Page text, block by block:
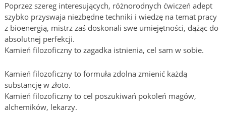
Poprzez szereg interesujących, różnorodnych ćwiczeń adept
szybko przyswaja niezbędne techniki i wiedzę na temat pracy
z bioenergią, mistrz zaś doskonali swe umiejętności, dążąc do
absolutnej perfekcji.
Kamień filozoficzny to zagadka istnienia, cel sam w sobie.
Kamień filozoficzny to formuła zdolna zmienić każdą
substancję w złoto.
Kamień filozoficzny to cel poszukiwań pokoleń magów,
alchemików, lekarzy.